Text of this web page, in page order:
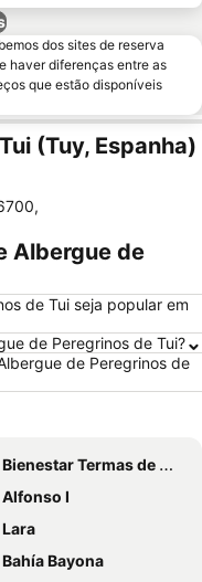
dos sites de reserva
haver diferenças entre as
que estão disponíveis
(Tuy, Espanha)
,
Albergue de
de Tui seja popular em
de Peregrinos de Tui?
de Peregrinos de
Termas de Moncao
I
Bayona